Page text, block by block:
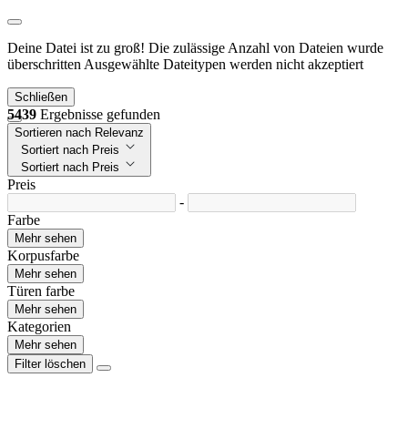
Deine Datei ist zu groß! Die zulässige Anzahl von Dateien wurde
überschritten Ausgewählte Dateitypen werden nicht akzeptiert
Schließen
5439 Ergebnisse gefunden
Sortieren nach Relevanz
Sortiert nach Preis
Sortiert nach Preis
Preis
-
Farbe
Mehr sehen
Korpusfarbe
Mehr sehen
Türen farbe
Mehr sehen
Kategorien
Mehr sehen
Filter löschen